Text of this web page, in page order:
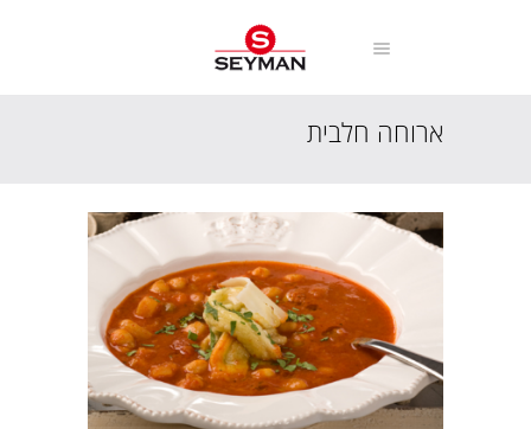
ארוחה חלבית
עמוד הבית מתכונים ארוחה חלבית